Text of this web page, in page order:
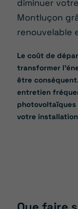
diminuer
Montluçon
renouvelable
Le coût de
transformer
être
entretien
photovoltaïques
votre